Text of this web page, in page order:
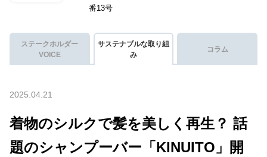
番13号
ステークホルダー
VOICE
サステナブルな取り組
み
コラム
2025.04.21
着物のシルクで髪を美しく再生？ 話
題のシャンプーバー「KINUITO」開